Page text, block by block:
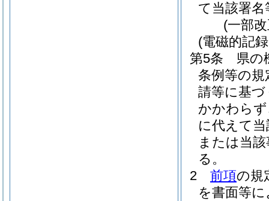
て当該署
(一部
(電磁的記
第5条
県の
条例等の
請等に基
かかわら
に代えて
または当
る。
2
前項の規
を書面等